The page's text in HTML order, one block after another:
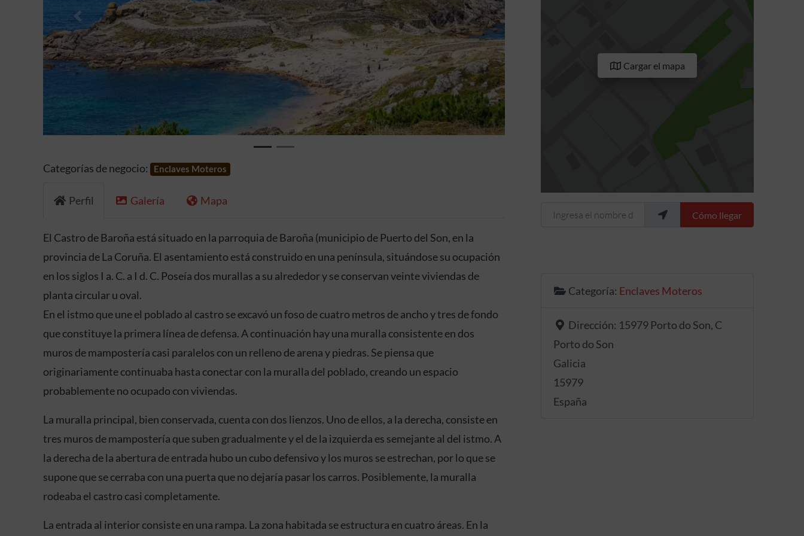
Anterior Siguiente
Categorías de negocio: Enclaves Moteros
Perfil Galería Mapa
El Castro de Baroña está situado en la parroquia de Baroña (municipio de Puerto del Son, en la
provincia de La Coruña. El asentamiento está construido en una península, situándose su ocupación
en los siglos I a. C. a I d. C. Poseía dos murallas a su alrededor y se conservan veinte viviendas de
planta circular u oval.
En el istmo que une el poblado al castro se excavó un foso de cuatro metros de ancho y tres de fondo
que constituye la primera línea de defensa. A continuación hay una muralla consistente en dos
muros de mampostería casi paralelos con un relleno de arena y piedras. Se piensa que
originariamente continuaba hasta conectar con la muralla del poblado, creando un espacio
probablemente no ocupado con viviendas.
La muralla principal, bien conservada, cuenta con dos lienzos. Uno de ellos, a la derecha, consiste en
tres muros de mampostería que suben gradualmente y el de la izquierda es semejante al del istmo. A
la derecha de la abertura de entrada hubo un cubo defensivo y los muros se estrechan, por lo que se
supone que se cerraba con una puerta que no dejaría pasar los carros. Posiblemente, la muralla
rodeaba el castro casi completamente.
La entrada al interior consiste en una rampa. La zona habitada se estructura en cuatro áreas. En la
Cargar el mapa
Ingresa el nombre de tu ubicaciónCómo llegar
Categoría: Enclaves Moteros
Dirección: 15979 Porto do Son, C
Porto do Son
Galicia
15979
España